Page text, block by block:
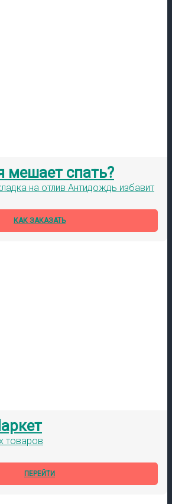
спать?
на отлив Антидождь избавит
КАК ЗАКАЗАТЬ
товаров
ПЕРЕЙТИ